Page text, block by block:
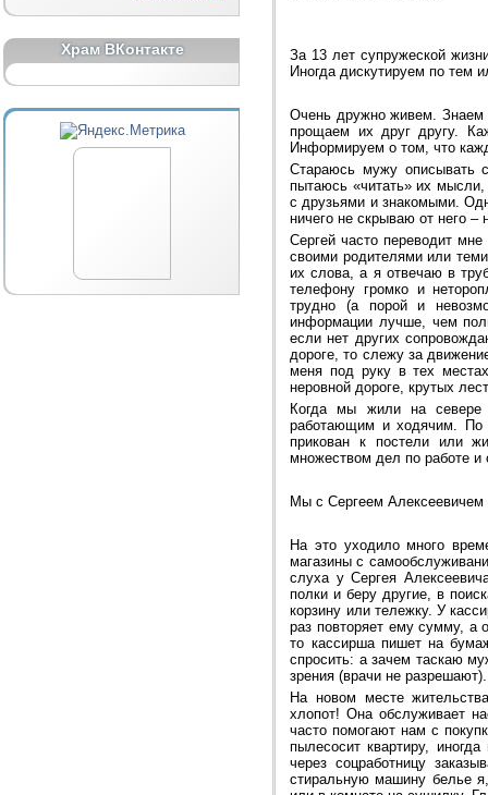
Храм ВКонтакте
За 13 лет супружеской
Иногда дискутируем по тем
Очень дружно живем. Знаем
прощаем их друг другу.
Информируем о том, что
Стараюсь мужу описывать
пытаюсь «читать» их
с друзьями и знакомыми.
ничего не скрываю от него –
Сергей часто переводит
своими родителями или
их слова, а я отвечаю в
телефону громко и
трудно (а порой и
информации лучше, чем
если нет других
дороге, то слежу за
меня под руку в тех
неровной дороге, крутых
Когда мы жили на севере
работающим и ходячим. По
прикован к постели или
множеством дел по работе и
Мы с Сергеем Алексеевичем
На это уходило много
магазины с
слуха у Сергея
полки и беру другие, в
корзину или тележку. У
раз повторяет ему сумму, а
то кассирша пишет на
спросить: а зачем таскаю
зрения (врачи не
На новом месте
хлопот! Она обслуживает
часто помогают нам с
пылесосит квартиру,
через соцработницу
стиральную машину белье